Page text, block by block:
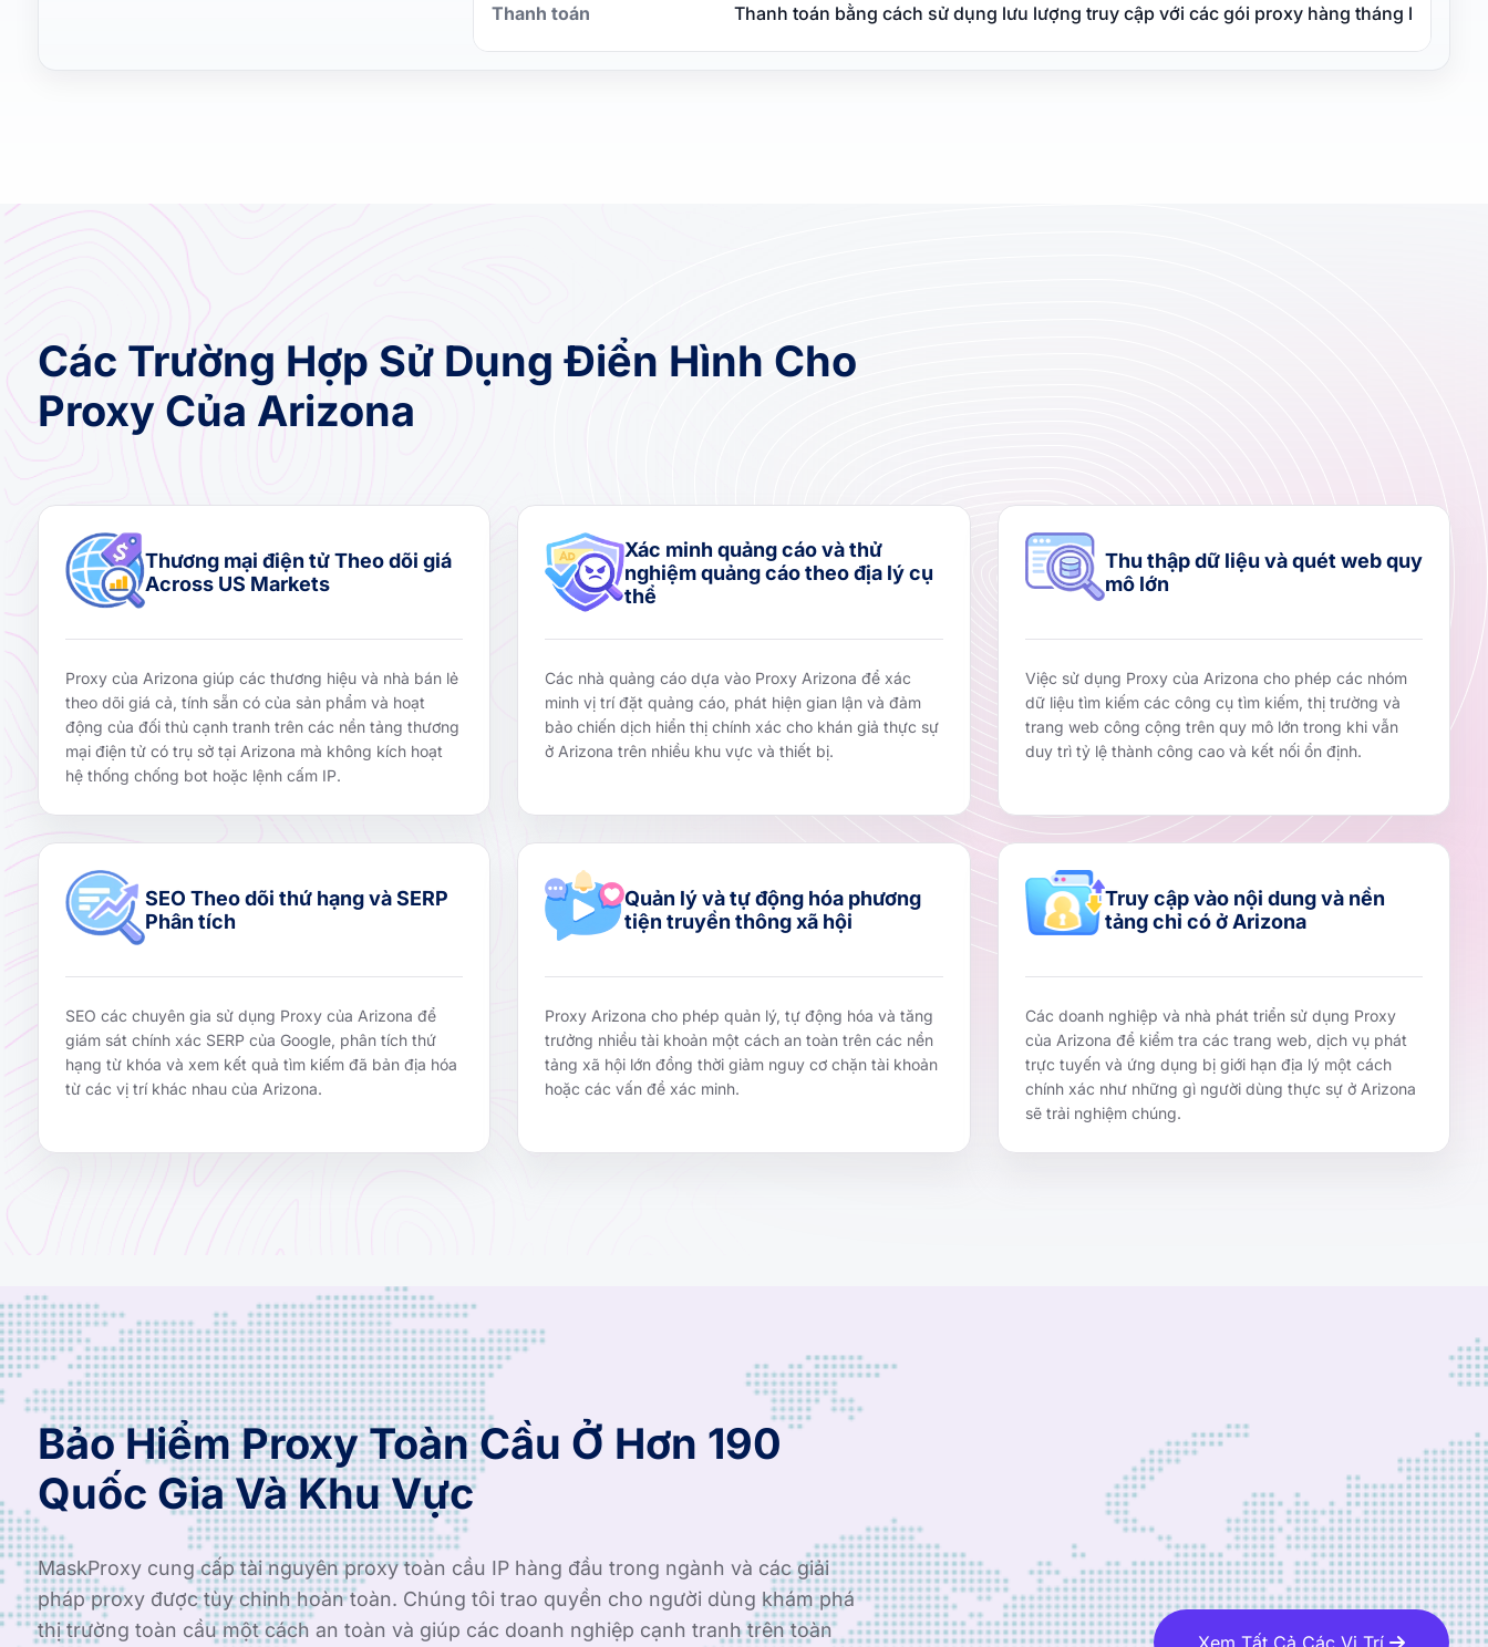
Thanh toán Thanh toán bằng cách sử dụng lưu lượng truy cập với các gói proxy hàng tháng linh hoạt
Các Trường Hợp Sử Dụng Điển Hình Cho
Proxy Của Arizona
Thương mại điện tử Theo dõi giá
Across US Markets
Proxy của Arizona giúp các thương hiệu và nhà bán lẻ
theo dõi giá cả, tính sẵn có của sản phẩm và hoạt
động của đối thủ cạnh tranh trên các nền tảng thương
mại điện tử có trụ sở tại Arizona mà không kích hoạt
hệ thống chống bot hoặc lệnh cấm IP.
Xác minh quảng cáo và thử
nghiệm quảng cáo theo địa lý cụ
thể
Các nhà quảng cáo dựa vào Proxy Arizona để xác
minh vị trí đặt quảng cáo, phát hiện gian lận và đảm
bảo chiến dịch hiển thị chính xác cho khán giả thực sự
ở Arizona trên nhiều khu vực và thiết bị.
Thu thập dữ liệu và quét web quy
mô lớn
Việc sử dụng Proxy của Arizona cho phép các nhóm
dữ liệu tìm kiếm các công cụ tìm kiếm, thị trường và
trang web công cộng trên quy mô lớn trong khi vẫn
duy trì tỷ lệ thành công cao và kết nối ổn định.
SEO Theo dõi thứ hạng và SERP
Phân tích
SEO các chuyên gia sử dụng Proxy của Arizona để
giám sát chính xác SERP của Google, phân tích thứ
hạng từ khóa và xem kết quả tìm kiếm đã bản địa hóa
từ các vị trí khác nhau của Arizona.
Quản lý và tự động hóa phương
tiện truyền thông xã hội
Proxy Arizona cho phép quản lý, tự động hóa và tăng
trưởng nhiều tài khoản một cách an toàn trên các nền
tảng xã hội lớn đồng thời giảm nguy cơ chặn tài khoản
hoặc các vấn đề xác minh.
Truy cập vào nội dung và nền
tảng chỉ có ở Arizona
Các doanh nghiệp và nhà phát triển sử dụng Proxy
của Arizona để kiểm tra các trang web, dịch vụ phát
trực tuyến và ứng dụng bị giới hạn địa lý một cách
chính xác như những gì người dùng thực sự ở Arizona
sẽ trải nghiệm chúng.
Bảo Hiểm Proxy Toàn Cầu Ở Hơn 190
Quốc Gia Và Khu Vực
MaskProxy cung cấp tài nguyên proxy toàn cầu IP hàng đầu trong ngành và các giải
pháp proxy được tùy chỉnh hoàn toàn. Chúng tôi trao quyền cho người dùng khám phá
thị trường toàn cầu một cách an toàn và giúp các doanh nghiệp cạnh tranh trên toàn